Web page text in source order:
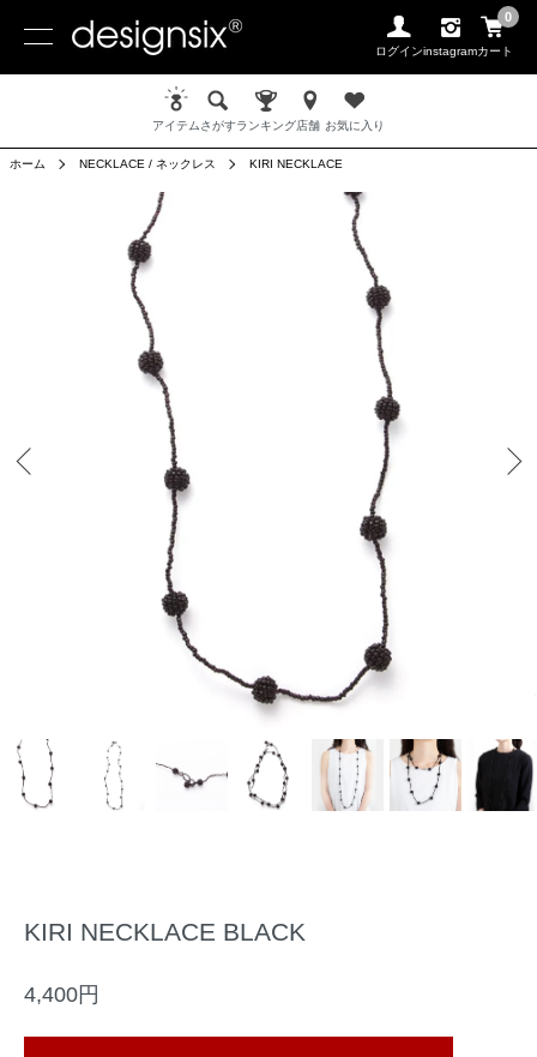
ログインinstagram
0
カート
アイテムさがすランキング店舗 お気に入り
ホーム NECKLACE / ネックレス KIRI NECKLACE
KIRI NECKLACE BLACK
4,400円